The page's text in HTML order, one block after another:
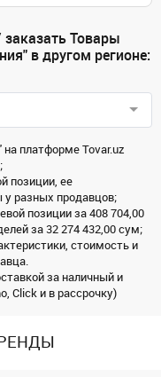
Товары
в другом регионе:
платформе Tovar.uz
позиции, ее
у разных продавцов;
позиции за 408 704,00
за 32 274 432,00 сум;
стоимость и
за наличный и
Click и в рассрочку)